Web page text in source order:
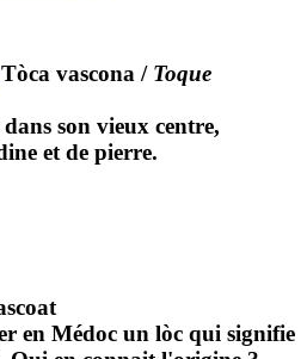
Tòca vascona / Toque
son vieux centre,
et de pierre.
en Médoc un lòc qui signifie